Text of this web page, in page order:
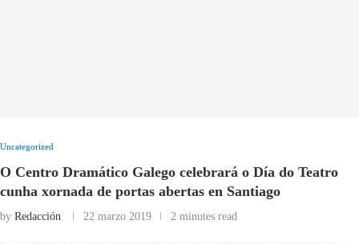
Uncategorized
O Centro Dramático Galego celebrará o Día do Teatro
cunha xornada de portas abertas en Santiago
by Redacción 22 marzo 2019 2 minutes read